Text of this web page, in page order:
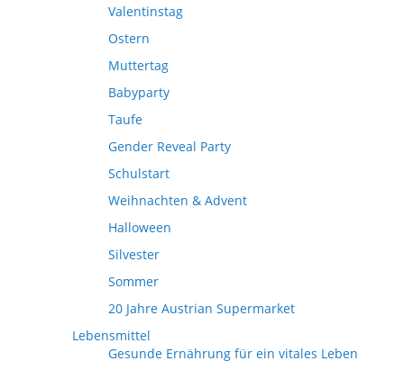
Valentinstag
Ostern
Muttertag
Babyparty
Taufe
Gender Reveal Party
Schulstart
Weihnachten & Advent
Halloween
Silvester
Sommer
20 Jahre Austrian Supermarket
Lebensmittel
Gesunde Ernährung für ein vitales Leben